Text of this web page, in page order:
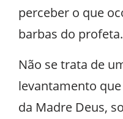
perceber o que
barbas do profeta.
Não se trata de
levantamento
da Madre Deus,